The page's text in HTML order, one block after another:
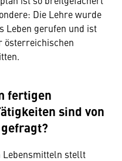
Die Lehre wurde
Leben gerufen und ist
österreichischen
fertigen
sind von
Lebensmitteln stellt